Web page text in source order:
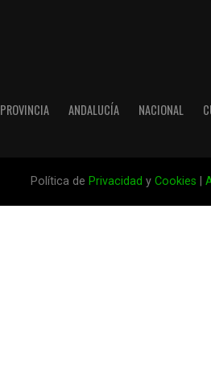
PROVINCIA ANDALUCÍA NACIONAL
Política de Privacidad y Cookies